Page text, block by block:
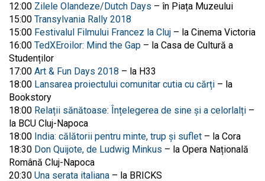
12:00 Zilele Olandeze/Dutch Days – în Piața Muzeului
15:00 Transylvania Rally 2018
15:00 Festivalul Filmului Francez la Cluj – la Cinema Victoria
16:00 TedXEroilor: Mind the Gap – la Casa de Cultură a
Studenților
17:00 Art & Fun Days 2018 – la H33
18:00 Lansarea proiectului comunitar cutia cu cărți – la
Bookstory
18:00 Relații sănătoase: Înțelegerea de sine şi a celorlalți –
la BCU Cluj-Napoca
18:00 India: călătorii pentru minte, trup și suflet – la Cora
18:30 Don Quijote, de Ludwig Minkus – la Opera Națională
Română Cluj-Napoca
20:30 Una serata italiana – la BRICKS